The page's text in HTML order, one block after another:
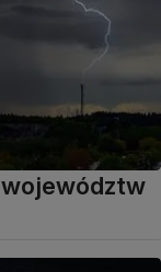
województw